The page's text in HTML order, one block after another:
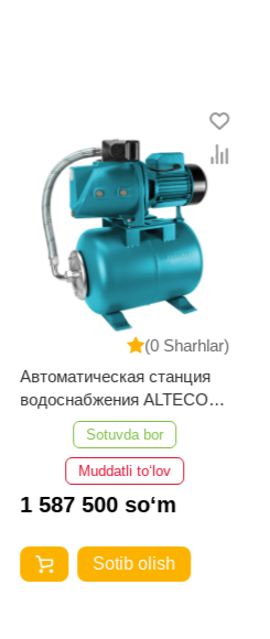
(0 Sharhlar)
Автоматическая станция
водоснабжения ALTECO
АВН 900
Sotuvda bor
Muddatli to‘lov
1 587 500 so‘m
Sotib olish